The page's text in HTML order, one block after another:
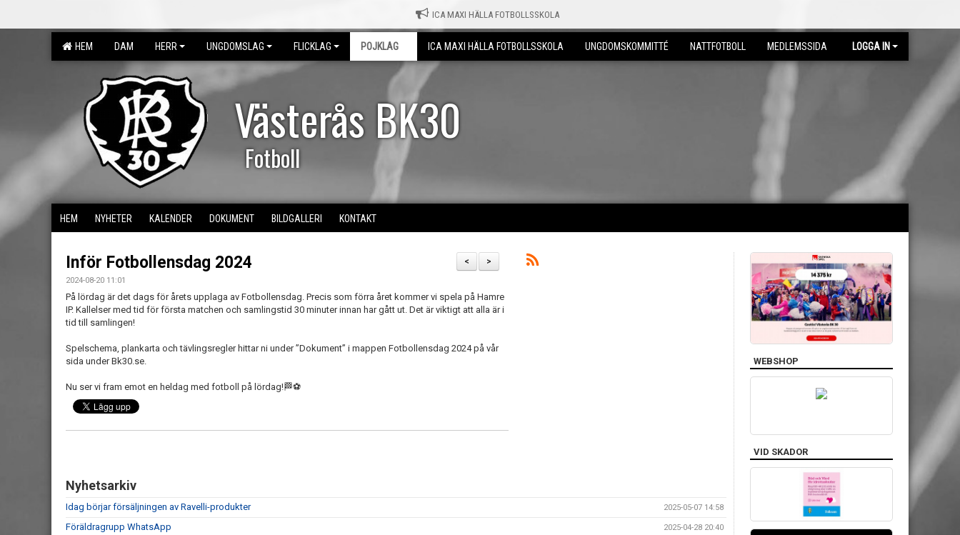
ICA MAXI HÄLLA FOTBOLLSSKOLA
HEM DAM HERR UNGDOMSLAG FLICKLAG POJKLAG ICA MAXI HÄLLA FOTBOLLSSKOLA UNGDOMSKOMMITTÉ NATTFOTBOLL MEDLEMSSIDA LOGGA IN
Västerås BK30
Fotboll
HEM NYHETER KALENDER DOKUMENT BILDGALLERI KONTAKT
>
<
Inför Fotbollensdag 2024
2024-08-20 11:01
På lördag är det dags för årets upplaga av Fotbollensdag. Precis som förra året kommer vi spela på Hamre
IP. Kallelser med tid för första matchen och samlingstid 30 minuter innan har gått ut. Det är viktigt att alla är i
tid till samlingen!
Spelschema, plankarta och tävlingsregler hittar ni under ”Dokument” i mappen Fotbollensdag 2024 på vår
sida under Bk30.se.
Nu ser vi fram emot en heldag med fotboll på lördag!🏁⚽️
Nyhetsarkiv
Idag börjar försäljningen av Ravelli-produkter 2025-05-07 14:58
Föräldragrupp WhatsApp 2025-04-28 20:40
WEBSHOP
VID SKADOR